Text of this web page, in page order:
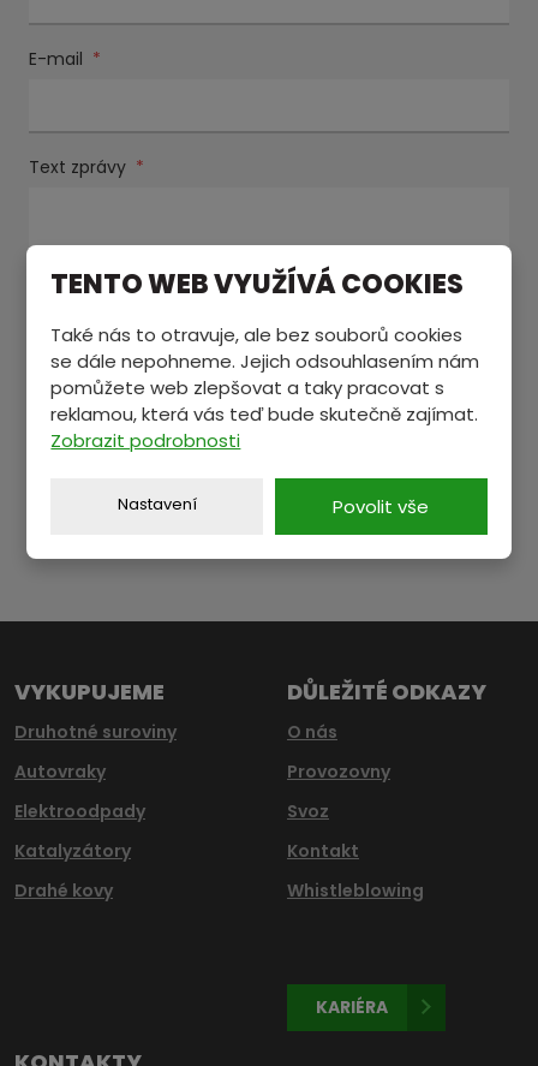
E-mail *
Text zprávy *
Souhlasím
zpracováním
Souhlasím se zpracovánímosobních údajů.
Položky označené hvězdičkou (
nepodařilo
VYKUPUJEME
Druhotné suroviny
Autovraky
Elektroodpady
Katalyzátory
Drahé kovy
DŮLEŽITÉ ODKAZY
O nás
Provozovny
Svoz
Kontakt
Whistleblowing
KARIÉRA
TENTO WEB VYUŽÍVÁ COOKIES
Také nás to otravuje, ale bez souborů cookies
se dále nepohneme. Jejich odsouhlasením nám
pomůžete web zlepšovat a taky pracovat s
reklamou, která vás teď bude skutečně zajímat.
Zobrazit podrobnosti
Nastavení Povolit vše